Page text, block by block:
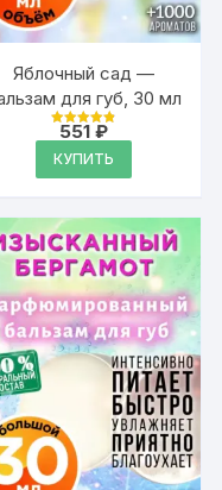
Яблочный сад —
для губ, 30 мл
Оценка
из 5
551 ₽
КУПИТЬ